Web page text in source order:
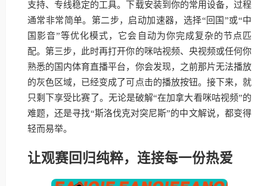
支持、专线稳定的工具。下载安装到你的常用设备，过程
通常非常简单。第二步，启动加速器，选择“回国”或“中
国影音”等优化模式，它会自动为你完成复杂的节点匹
配。第三步，此时再打开你的咪咕视频、央视频或任何你
熟悉的国内体育直播平台，你会发现，之前那片无法播放
的灰色区域，已经变成了可点击的播放按钮。接下来，就
只剩下享受比赛了。无论是破解“在加拿大看咪咕视频”的
难题，还是寻找“斯洛伐克对突尼斯”的中文解说，都变得
轻而易举。
让观赛回归纯粹，连接每一份热爱